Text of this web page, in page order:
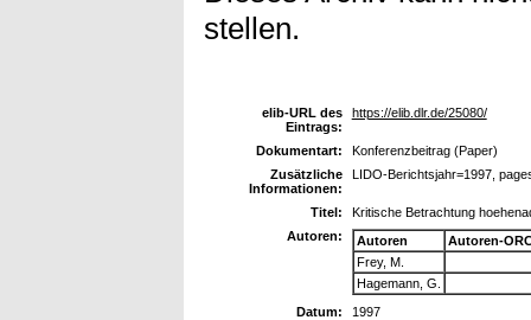
stellen.
elib-URL des
Eintrags:
https://elib.dlr.de/25080/
Dokumentart:
Konferenzbeitrag (Paper)
Zusätzliche
Informationen:
LIDO-Berichtsjahr=1997,
Titel:
Kritische Betrachtung
Autoren:
Autoren
Autoren-
Frey, M.
Hagemann, G.
Datum:
1997